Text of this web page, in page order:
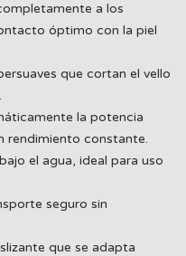
a los
óptimo con la piel
que cortan el vello
la potencia
rendimiento constante.
el agua, ideal para uso
seguro sin
que se adapta